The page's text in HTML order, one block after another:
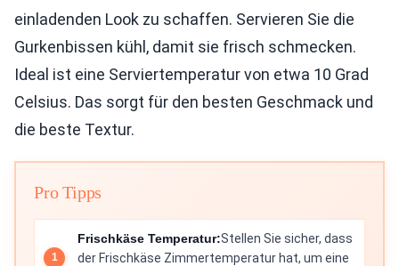
einladenden Look zu schaffen. Servieren Sie die
Gurkenbissen kühl, damit sie frisch schmecken.
Ideal ist eine Serviertemperatur von etwa 10 Grad
Celsius. Das sorgt für den besten Geschmack und
die beste Textur.
Pro Tipps
Frischkäse Temperatur:Stellen Sie sicher, dass
der Frischkäse Zimmertemperatur hat, um eine